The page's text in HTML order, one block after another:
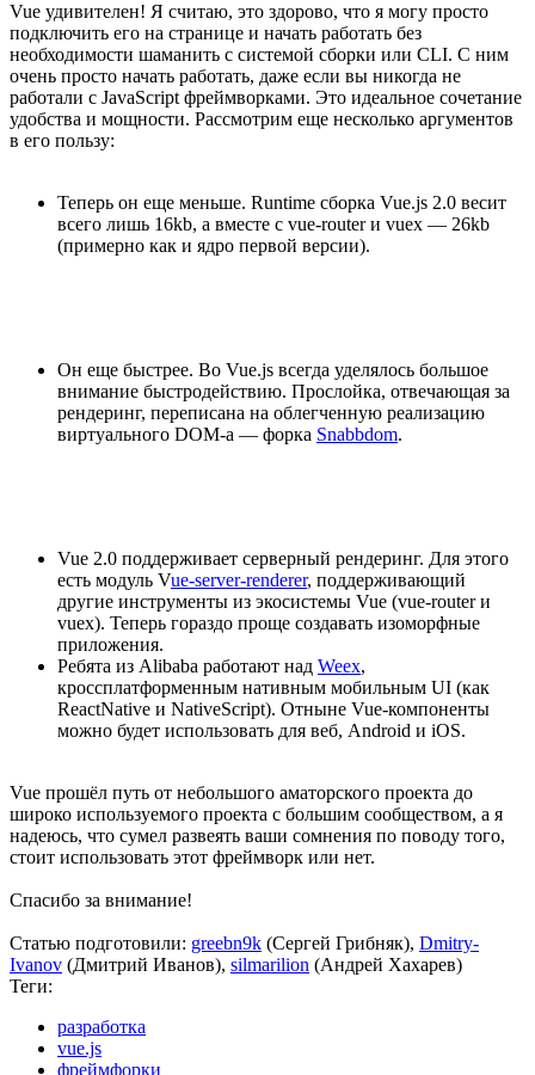
Vue удивителен! Я считаю, это здорово, что я могу просто
подключить его на странице и начать работать без
необходимости шаманить с системой сборки или CLI. С ним
очень просто начать работать, даже если вы никогда не
работали с JavaScript фреймворками. Это идеальное сочетание
удобства и мощности. Рассмотрим еще несколько аргументов
в его пользу:
Теперь он еще меньше. Runtime сборка Vue.js 2.0 весит
всего лишь 16kb, а вместе с vue-router и vuex — 26kb
(примерно как и ядро первой версии).
Он еще быстрее. Во Vue.js всегда уделялось большое
внимание быстродействию. Прослойка, отвечающая за
рендеринг, переписана на облегченную реализацию
виртуального DOM-а — форка Snabbdom.
Vue 2.0 поддерживает серверный рендеринг. Для этого
есть модуль Vue-server-renderer, поддерживающий
другие инструменты из экосистемы Vue (vue-router и
vuex). Теперь гораздо проще создавать изоморфные
приложения.
Ребята из Alibaba работают над Weex,
кроссплатформенным нативным мобильным UI (как
ReactNative и NativeScript). Отныне Vue-компоненты
можно будет использовать для веб, Android и iOS.
Vue прошёл путь от небольшого аматорского проекта до
широко используемого проекта с большим сообществом, а я
надеюсь, что сумел развеять ваши сомнения по поводу того,
стоит использовать этот фреймворк или нет.
Спасибо за внимание!
Статью подготовили: greebn9k (Сергей Грибняк), Dmitry-
Ivanov (Дмитрий Иванов), silmarilion (Андрей Хахарев)
Теги:
разработка
vue.js
фреймфорки